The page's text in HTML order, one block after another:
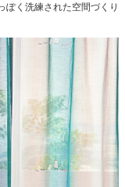
ぽく洗練された空間づくり